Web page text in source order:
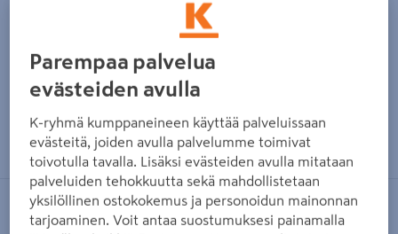
Zoomaa kuvaa sormilla kosketusnäytöllä
TAMMISTON PUU
Parempaa palvelua
evästeiden avulla
K-ryhmä kumppaneineen käyttää palveluissaan
evästeitä, joiden avulla palvelumme toimivat
toivotulla tavalla. Lisäksi evästeiden avulla mitataan
palveluiden tehokkuutta sekä mahdollistetaan
yksilöllinen ostokokemus ja personoidun mainonnan
tarjoaminen. Voit antaa suostumuksesi painamalla